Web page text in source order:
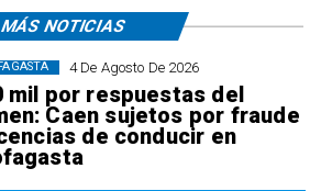
4 De Agosto De 2026
mil por respuestas del
Caen sujetos por fraude
de conducir en
MÁS NOTICIAS